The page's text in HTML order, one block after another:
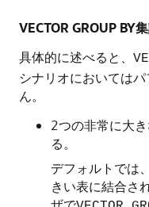
VECTOR GROUP BY
具体的に述べると、
シナリオにおいては
ん。
2つの非常に大
る。
デフォルトでは
きい表に結合さ